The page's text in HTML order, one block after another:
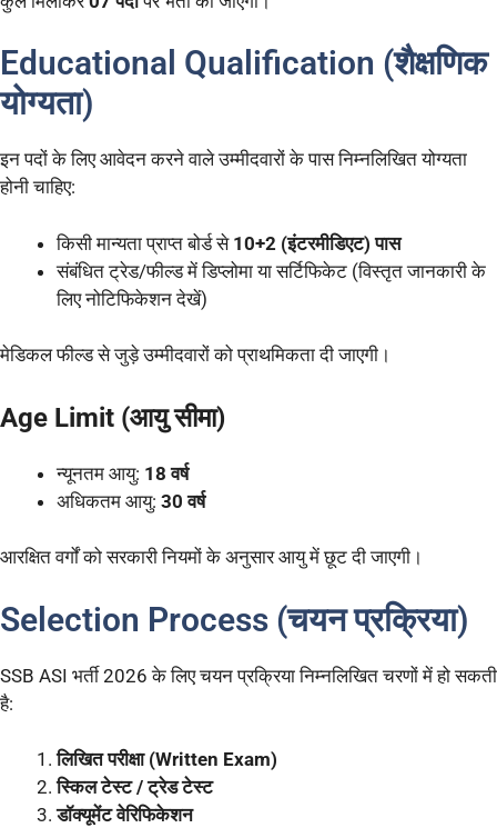
Educational Qualification (शैक्षणिक
योग्यता)
इन पदों के लिए आवेदन करने वाले उम्मीदवारों के पास निम्नलिखित योग्यता
होनी चाहिए:
किसी मान्यता प्राप्त बोर्ड से 10+2 (इंटरमीडिएट) पास
संबंधित ट्रेड/फील्ड में डिप्लोमा या सर्टिफिकेट (विस्तृत जानकारी के
लिए नोटिफिकेशन देखें)
मेडिकल फील्ड से जुड़े उम्मीदवारों को प्राथमिकता दी जाएगी।
Age Limit (आयु सीमा)
न्यूनतम आयु: 18 वर्ष
अधिकतम आयु: 30 वर्ष
आरक्षित वर्गों को सरकारी नियमों के अनुसार आयु में छूट दी जाएगी।
Selection Process (चयन प्रक्रिया)
SSB ASI भर्ती 2026 के लिए चयन प्रक्रिया निम्नलिखित चरणों में हो सकती
है:
लिखित परीक्षा (Written Exam)
स्किल टेस्ट / ट्रेड टेस्ट
डॉक्यूमेंट वेरिफिकेशन